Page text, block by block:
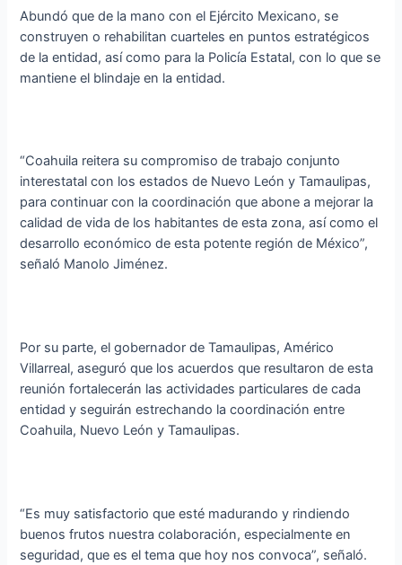
Abundó que de la mano con el Ejército Mexicano, se
construyen o rehabilitan cuarteles en puntos estratégicos
de la entidad, así como para la Policía Estatal, con lo que se
mantiene el blindaje en la entidad.
“Coahuila reitera su compromiso de trabajo conjunto
interestatal con los estados de Nuevo León y Tamaulipas,
para continuar con la coordinación que abone a mejorar la
calidad de vida de los habitantes de esta zona, así como el
desarrollo económico de esta potente región de México”,
señaló Manolo Jiménez.
Por su parte, el gobernador de Tamaulipas, Américo
Villarreal, aseguró que los acuerdos que resultaron de esta
reunión fortalecerán las actividades particulares de cada
entidad y seguirán estrechando la coordinación entre
Coahuila, Nuevo León y Tamaulipas.
“Es muy satisfactorio que esté madurando y rindiendo
buenos frutos nuestra colaboración, especialmente en
seguridad, que es el tema que hoy nos convoca”, señaló.